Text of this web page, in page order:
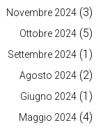
Novembre 2024 (3)
Ottobre 2024 (5)
Settembre 2024 (1)
Agosto 2024 (2)
Giugno 2024 (1)
Maggio 2024 (4)